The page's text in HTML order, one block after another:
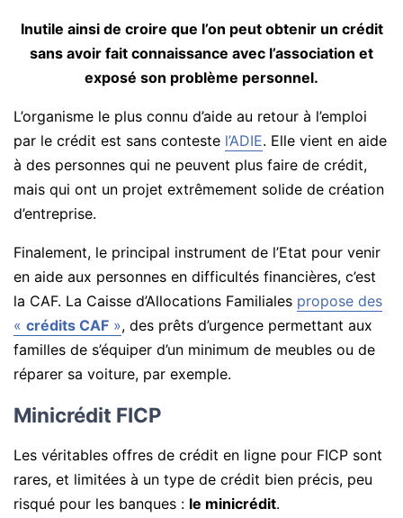
Inutile ainsi de croire que l’on peut obtenir un crédit
sans avoir fait connaissance avec l’association et
exposé son problème personnel.
L’organisme le plus connu d’aide au retour à l’emploi
par le crédit est sans conteste l’ADIE. Elle vient en aide
à des personnes qui ne peuvent plus faire de crédit,
mais qui ont un projet extrêmement solide de création
d’entreprise.
Finalement, le principal instrument de l’Etat pour venir
en aide aux personnes en difficultés financières, c’est
la CAF. La Caisse d’Allocations Familiales propose des
« crédits CAF », des prêts d’urgence permettant aux
familles de s’équiper d’un minimum de meubles ou de
réparer sa voiture, par exemple.
Minicrédit FICP
Les véritables offres de crédit en ligne pour FICP sont
rares, et limitées à un type de crédit bien précis, peu
risqué pour les banques : le minicrédit.